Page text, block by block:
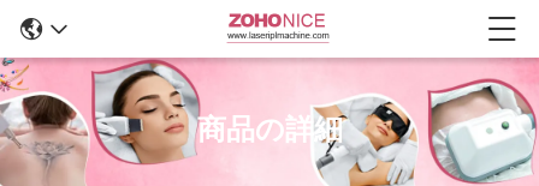
商品の詳細